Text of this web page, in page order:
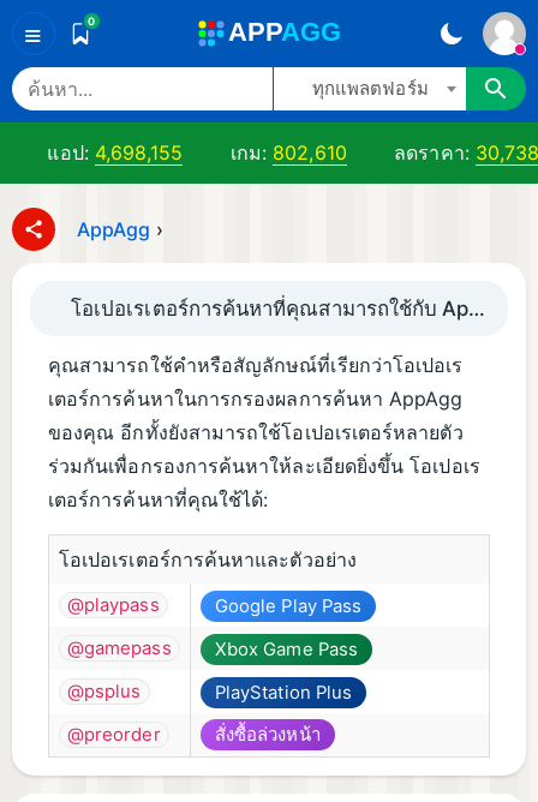
≡ 0 APPAGG
ทุกแพลตฟอร์ม
แอป: 4,698,155 เกม: 802,610 ลดราคา:
AppAgg ›
โอเปอเรเตอร์การค้นหาที่คุณสามารถใช้กับ AppAgg
คุณสามารถใช้คำหรือสัญลักษณ์ที่เรียกว่าโอเปอเร
เตอร์การค้นหาในการกรองผลการค้นหา AppAgg
ของคุณ อีกทั้งยังสามารถใช้โอเปอเรเตอร์หลายตัว
ร่วมกันเพื่อกรองการค้นหาให้ละเอียดยิ่งขึ้น โอเปอเร
เตอร์การค้นหาที่คุณใช้ได้:
โอเปอเรเตอร์การค้นหาและตัวอย่าง
@playpass
Google Play Pass
@gamepass
Xbox Game Pass
@psplus
PlayStation Plus
@preorder
สั่งซื้อล่วงหน้า